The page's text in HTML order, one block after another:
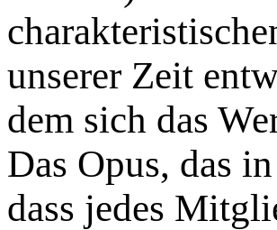
unserer Zeit
dem sich das
Das Opus, das
dass jedes